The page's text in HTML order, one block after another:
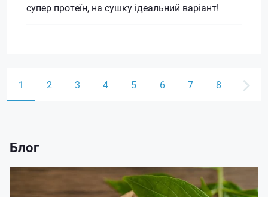
супер протеїн, на сушку ідеальний варіант!
1 2 3 4 5 6 7 8
Блог